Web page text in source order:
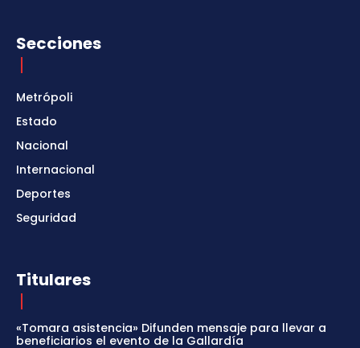
Secciones
Metrópoli
Estado
Nacional
Internacional
Deportes
Seguridad
Titulares
«Tomara asistencia» Difunden mensaje para llevar a
beneficiarios el evento de la Gallardía